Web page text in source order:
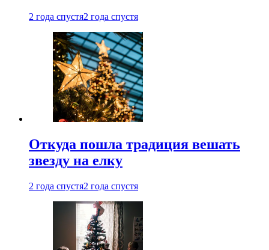
2 года спустя2 года спустя
Откуда пошла традиция вешать
звезду на елку
2 года спустя2 года спустя